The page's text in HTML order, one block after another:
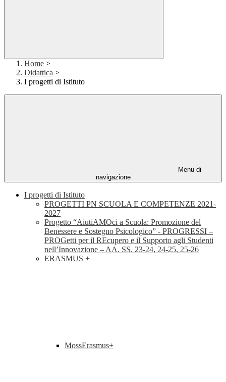
Home >
Didattica >
I progetti di Istituto
Menu di
navigazione
I progetti di Istituto
PROGETTI PN SCUOLA E COMPETENZE 2021-
2027
Progetto “AiutiAMOci a Scuola: Promozione del
Benessere e Sostegno Psicologico” - PROGRESSI –
PROGetti per il REcupero e il Supporto agli Studenti
nell’Innovazione – AA. SS. 23-24, 24-25, 25-26
ERASMUS +
MossErasmus+